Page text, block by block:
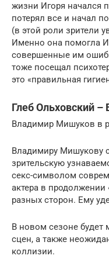
жизни Игоря начался
потерял все и начал
(в этой роли зрители
Именно она помогла
совершенные им
тоже посещал
это «правильная
Глеб Ольховский
Владимир Мишуков в
Владимиру Мишукову
зрительскую
секс-символом
актера в продолжении
разных сторон. Ему
В новом сезоне будет
сцен, а также
коллизии.